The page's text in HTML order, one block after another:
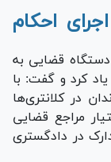
احکام
دستگاه قضایی به
کرد و گفت: با
در کلانتری‌ها
مراجع قضایی
در دادگستری